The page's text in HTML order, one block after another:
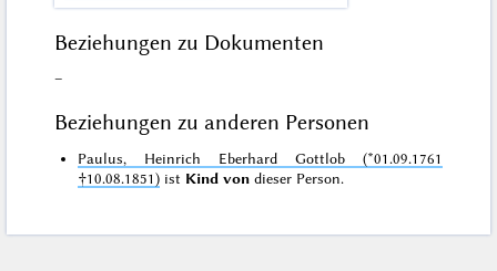
Beziehungen zu Dokumenten
–
Beziehungen zu anderen Personen
Paulus, Heinrich Eberhard Gottlob (*01.09.1761
†10.08.1851) ist Kind von dieser Person.